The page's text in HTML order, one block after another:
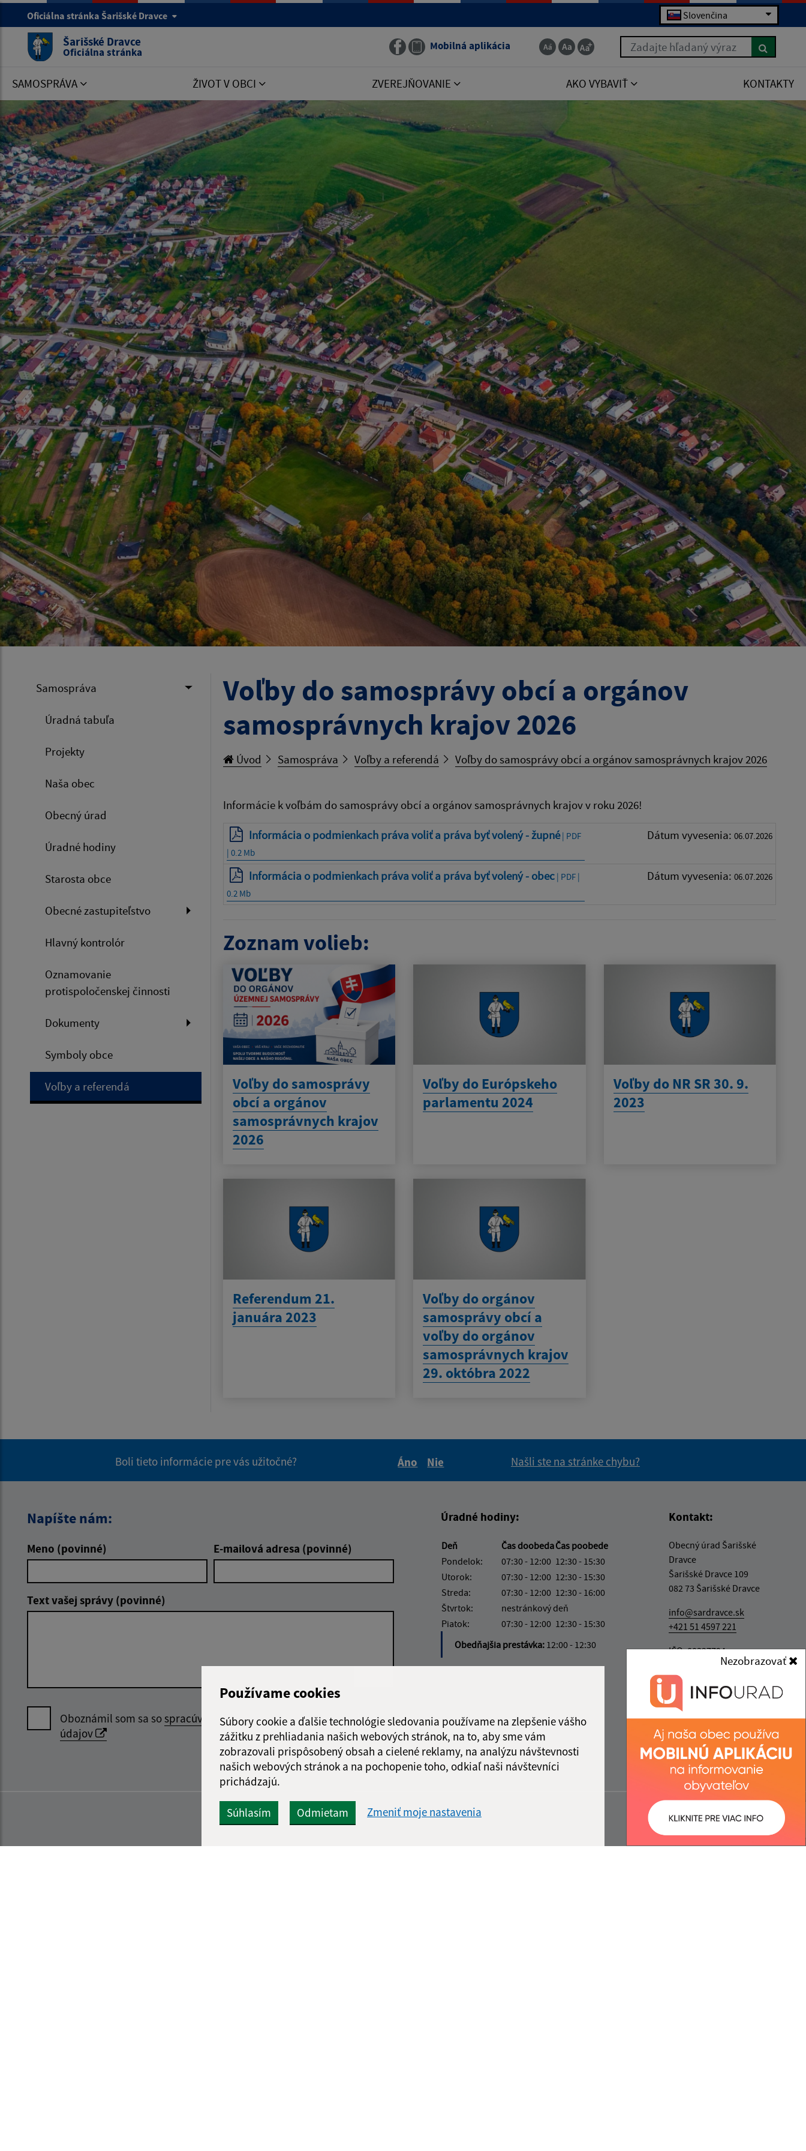
Používame cookies
Súbory cookie a ďalšie technológie sledovania používame na zlepšenie vášho
zážitku z prehliadania našich webových stránok, na to, aby sme vám
zobrazovali prispôsobený obsah a cielené reklamy, na analýzu návštevnosti
našich webových stránok a na pochopenie toho, odkiaľ naši návštevníci
prichádzajú.
Súhlasím Odmietam Zmeniť moje nastavenia
Nezobrazovať
Oficiálna stránka Šarišské Dravce Slovenčina
Šarišské Dravce
Oficiálna stránka Mobilná aplikácia Zadajte hľadaný výraz
SAMOSPRÁVA ŽIVOT V OBCI ZVEREJŇOVANIE AKO VYBAVIŤ KONTAKTY
Samospráva
Úradná tabuľa
Projekty
Naša obec
Obecný úrad
Úradné hodiny
Starosta obce
Obecné zastupiteľstvo
Hlavný kontrolór
Oznamovanie
protispoločenskej činnosti
Dokumenty
Symboly obce
Voľby a referendá
Voľby do samosprávy obcí a orgánov
samosprávnych krajov 2026
Úvod Samospráva Voľby a referendá Voľby do samosprávy obcí a orgánov samosprávnych krajov 2026
Informácie k voľbám do samosprávy obcí a orgánov samosprávnych krajov v roku 2026!
Informácia o podmienkach práva voliť a práva byť volený - župné| PDF
| 0.2 Mb
Dátum vyvesenia: 06.07.2026
Informácia o podmienkach práva voliť a práva byť volený - obec| PDF |
0.2 Mb
Dátum vyvesenia: 06.07.2026
Zoznam volieb:
Voľby do samosprávy
obcí a orgánov
samosprávnych krajov
2026
Voľby do Európskeho
parlamentu 2024
Voľby do NR SR 30. 9.
2023
Referendum 21.
januára 2023
Voľby do orgánov
samosprávy obcí a
voľby do orgánov
samosprávnych krajov
29. októbra 2022
Boli tieto informácie pre vás užitočné?
Áno
Nie
Našli ste na stránke chybu?
Napíšte nám:
Meno (povinné) E-mailová adresa (povinné)
Text vašej správy (povinné)
Oboznámil som sa sospracúvaním osobných
údajov
Odoslať
správu
Úradné hodiny:
Deň Čas doobedaČas poobede
Pondelok:
07:30 - 12:00 12:30 - 15:30
Utorok:
07:30 - 12:00 12:30 - 15:30
Streda:
07:30 - 12:00 12:30 - 16:00
Štvrtok:
nestránkový deň
Piatok:
07:30 - 12:00 12:30 - 15:30
Obedňajšia prestávka: 12:00 - 12:30
Kontakt:
Obecný úrad Šarišské
Dravce
Šarišské Dravce 109
082 73 Šarišské Dravce
info@sardravce.sk
+421 51 4597 221
IČO: 00327794